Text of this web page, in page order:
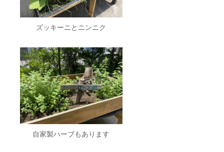
ズッキーニとニンニク
自家製ハーブもあります